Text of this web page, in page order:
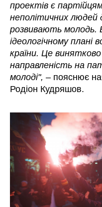
проектів є
неполітичних людей
розвивають молодь.
ідеологічному плані
країни. Це
направленість на
молоді", – пояснює
Родіон Кудряшов.